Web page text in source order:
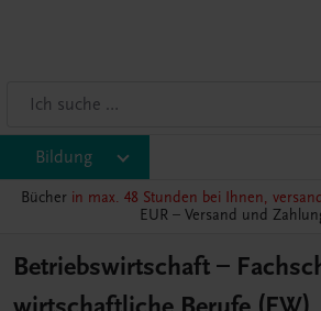
Bildung
Bücher in max. 48 Stunden bei Ihnen,
EUR – Versand und
Betriebswirtschaft –